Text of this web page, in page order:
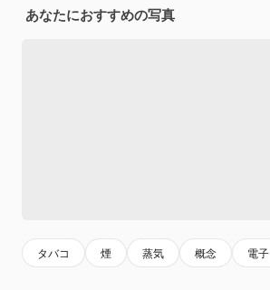
あなたにおすすめの写真
タバコ 煙 蒸気 概念 電子